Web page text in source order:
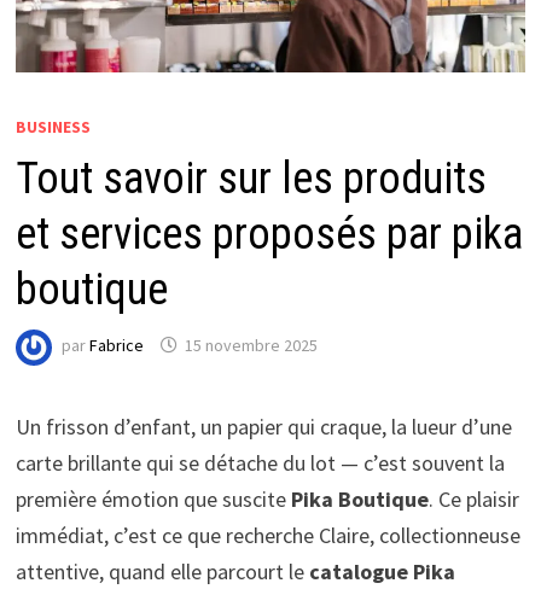
BUSINESS
Tout savoir sur les produits
et services proposés par pika
boutique
parFabrice 15 novembre 2025
Un frisson d’enfant, un papier qui craque, la lueur d’une
carte brillante qui se détache du lot — c’est souvent la
première émotion que suscite Pika Boutique. Ce plaisir
immédiat, c’est ce que recherche Claire, collectionneuse
attentive, quand elle parcourt le catalogue Pika